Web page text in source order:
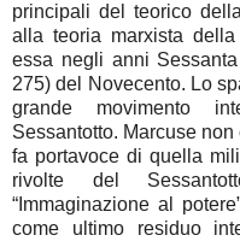
principali del teorico
alla teoria marxista
essa negli anni
275) del Novecento. Lo
grande movimento
Sessantotto. Marcuse
fa portavoce di quella
rivolte del
“Immaginazione al
come ultimo residuo